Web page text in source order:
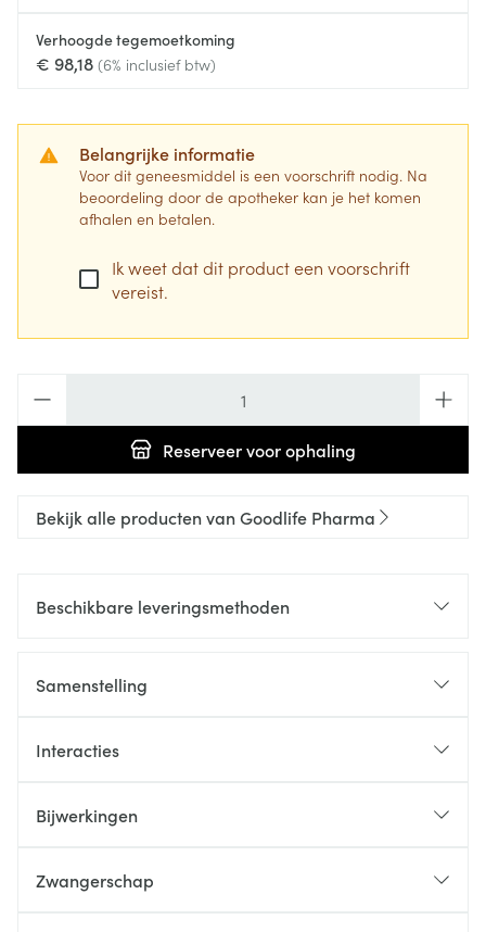
Verhoogde tegemoetkoming
€ 98,18 (6% inclusief btw)
Belangrijke informatie
Voor dit geneesmiddel is een voorschrift nodig. Na
beoordeling door de apotheker kan je het komen
afhalen en betalen.
Ik weet dat dit product een voorschrift
vereist.
Reserveervoor ophaling
Bekijk alle producten van Goodlife Pharma
Beschikbare leveringsmethoden
Samenstelling
Interacties
Bijwerkingen
Zwangerschap